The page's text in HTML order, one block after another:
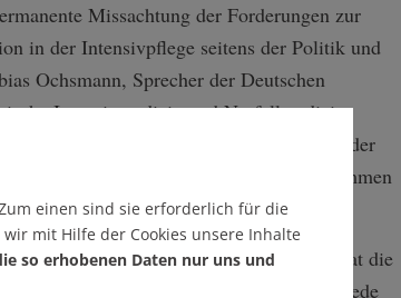
Missachtung der Forderungen zur
in der Intensivpflege seitens der Politik und
Ochsmann, Sprecher der Deutschen
Intensivmedizin und Notfallmedizin
zum flächendeckenden Pflexit führen, der
und nachhaltige Ausmaße angenommen
vor der Pandemie bekannt, doch getan hat die
bislang nahezu nichts. Aber jede
einen sind sie erforderlich für die
mit Hilfe der Cookies unsere Inhalte
so erhobenen Daten nur uns und